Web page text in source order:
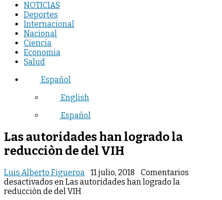
NOTICIAS
Deportes
Internacional
Nacional
Ciencia
Economia
Salud
Español
English
Español
Las autoridades han logrado la
reducciòn de del VIH
Luis Alberto Figueroa 11 julio, 2018
Comentarios
desactivados en Las autoridades han logrado la
reducciòn de del VIH